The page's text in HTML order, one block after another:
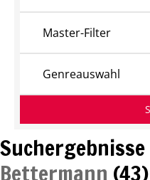
Bettermann (43)
Master-Filter
Genreauswahl